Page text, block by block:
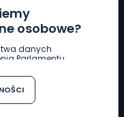
osobowe?
danych
Parlamentu
z
uchylenia